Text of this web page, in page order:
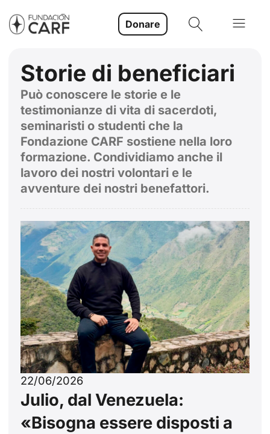
Donare
Storie di beneficiari
Può conoscere le storie e le
testimonianze di vita di sacerdoti,
seminaristi o studenti che la
Fondazione CARF sostiene nella loro
formazione. Condividiamo anche il
lavoro dei nostri volontari e le
avventure dei nostri benefattori.
22/06/2026
Julio, dal Venezuela:
«Bisogna essere disposti a